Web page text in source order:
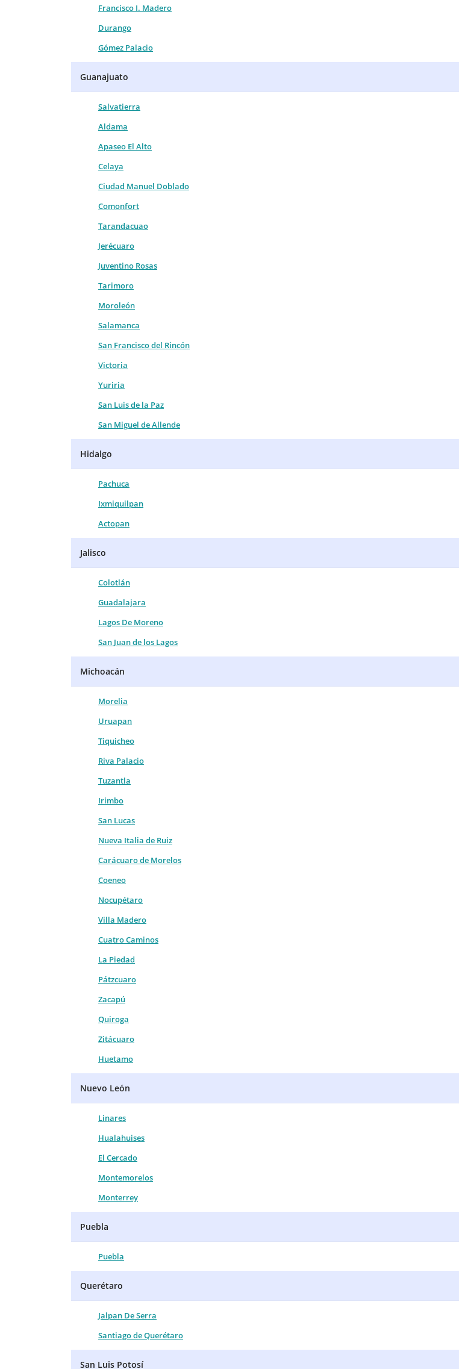
Francisco I. Madero
Durango
Gómez Palacio
Guanajuato
Salvatierra
Aldama
Apaseo El Alto
Celaya
Ciudad Manuel Doblado
Comonfort
Tarandacuao
Jerécuaro
Juventino Rosas
Tarimoro
Moroleón
Salamanca
San Francisco del Rincón
Victoria
Yuriria
San Luis de la Paz
San Miguel de Allende
Hidalgo
Pachuca
Ixmiquilpan
Actopan
Jalisco
Colotlán
Guadalajara
Lagos De Moreno
San Juan de los Lagos
Michoacán
Morelia
Uruapan
Tiquicheo
Riva Palacio
Tuzantla
Irimbo
San Lucas
Nueva Italia de Ruiz
Carácuaro de Morelos
Coeneo
Nocupétaro
Villa Madero
Cuatro Caminos
La Piedad
Pátzcuaro
Zacapú
Quiroga
Zitácuaro
Huetamo
Nuevo León
Linares
Hualahuises
El Cercado
Montemorelos
Monterrey
Puebla
Puebla
Querétaro
Jalpan De Serra
Santiago de Querétaro
San Luis Potosí